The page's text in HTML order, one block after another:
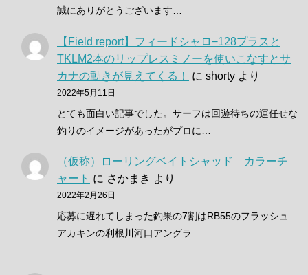
誠にありがとうございます…
【Field report】フィードシャロ−128プラスと
TKLM2本のリップレスミノーを使いこなすとサ
カナの動きが見えてくる！
に shorty より
2022年5月11日
とても面白い記事でした。サーフは回遊待ちの運任せな
釣りのイメージがあったがプロに…
（仮称）ローリングベイトシャッド カラーチ
ャート に さかまき より
2022年2月26日
応募に遅れてしまった釣果の7割はRB55のフラッシュ
アカキンの利根川河口アングラ…